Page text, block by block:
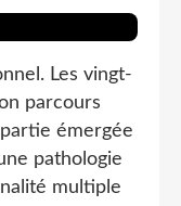
Les vingt-
parcours
émergée
pathologie
multiple